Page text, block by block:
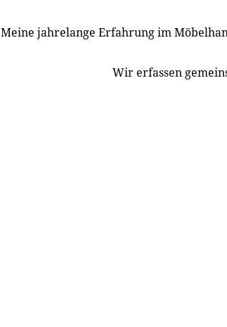
Meine jahrelange Erfahrung im
Wir erfassen